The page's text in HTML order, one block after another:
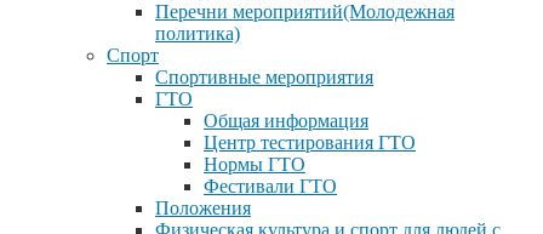
Перечни мероприятий(Молодежная
политика)
Спорт
Спортивные мероприятия
ГТО
Общая информация
Центр тестирования ГТО
Нормы ГТО
Фестивали ГТО
Положения
Физическая культура и спорт для людей с